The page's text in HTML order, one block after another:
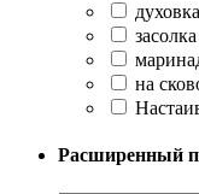
духовка
засолка
на
Расширенный